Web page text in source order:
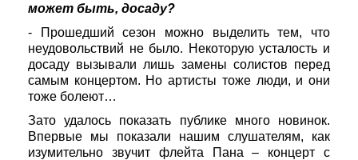
может быть, досаду?
- Прошедший сезон можно выделить тем, что
неудовольствий не было. Некоторую усталость и
досаду вызывали лишь замены солистов перед
самым концертом. Но артисты тоже люди, и они
тоже болеют…
Зато удалось показать публике много новинок.
Впервые мы показали нашим слушателям, как
изумительно звучит флейта Пана – концерт с